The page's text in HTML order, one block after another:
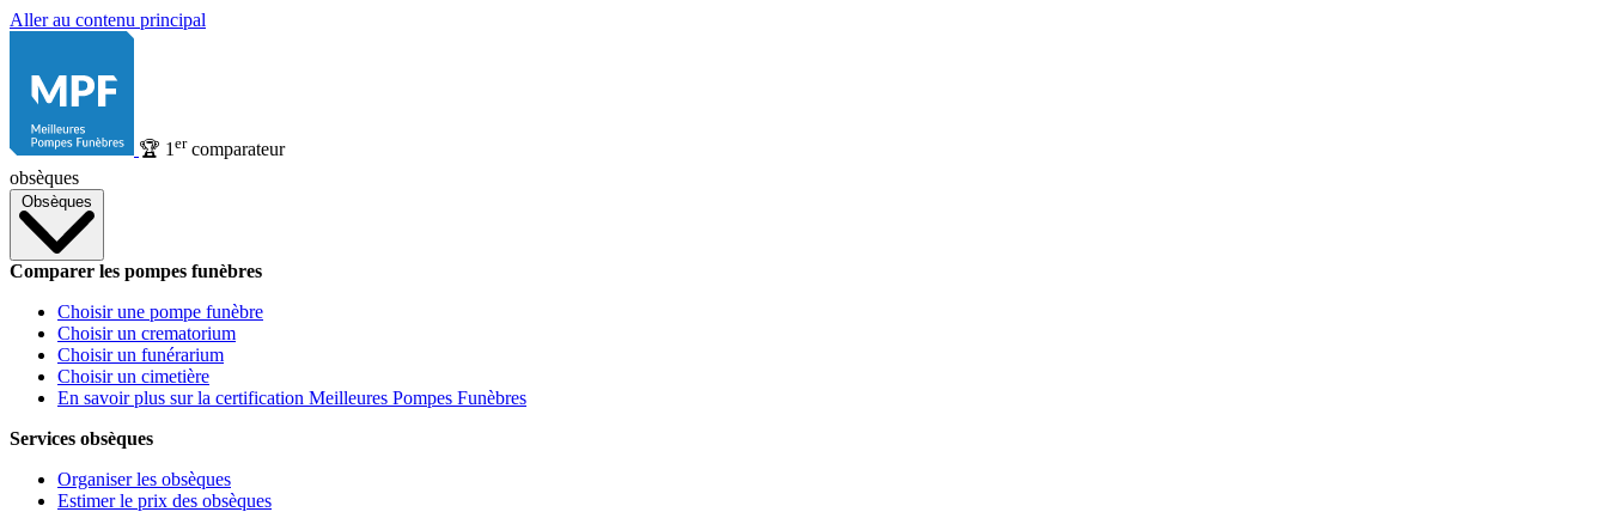
Aller au contenu principal
🏆 1 ercomparateur
obsèques
Obsèques
Comparer les pompes funèbres
Choisir une pompe funèbre
Choisir un crematorium
Choisir un funérarium
Choisir un cimetière
En savoir plus sur la certification Meilleures Pompes Funèbres
Services obsèques
Organiser les obsèques
Estimer le prix des obsèques